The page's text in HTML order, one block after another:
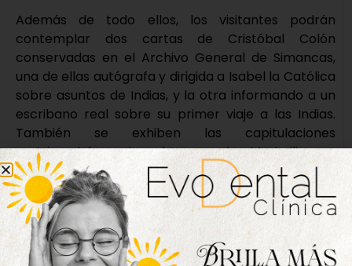
Además de todo ellos, los visitantes podrán
contemplar dos cartas de Cristóbal Colón
conservadas en el Archivo General de Simancas,
una de ellas autógrafa y dirigida a Isabel la Católica
sobre asuntos de Indias, y la otra informando a un
escribano real sobre su primer viaje a las Indias.
También se exhiben las capitulaciones
matrimoniales entre el emperador Maximiliano y
los Reyes Católicos para el matrimonio de la
infanta Juna y el archiduque Felipe, y del príncipe
Juan con doña Margarita, sendos ejemplos de la
política exterior trazada por los Reyes Católicos
mediante alianzas matrimoniales.